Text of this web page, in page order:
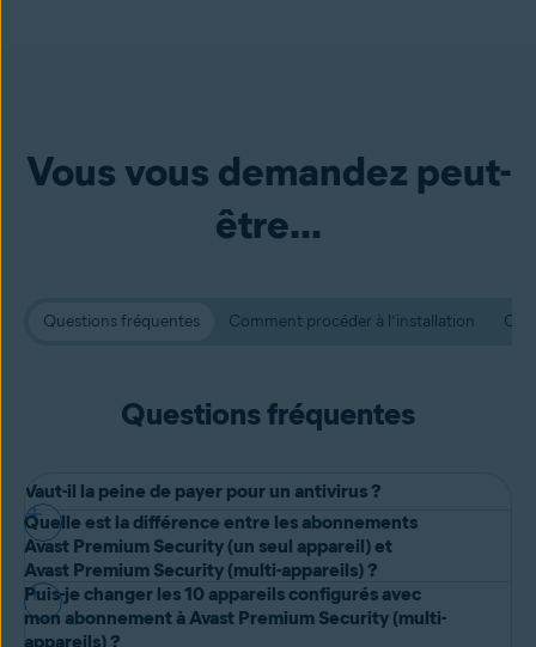
Vous vous demandez peut-
être...
Questions fréquentes Comment procéder à l’installation
Questions fréquentes
Vaut-il la peine de payer pour un antivirus ?
Alors qu’unantivirus gratuit vous offre une protection essentielle,
les options premium proposent davantage d’outils pour gérer les
nouvelles menaces à mesure qu’elles apparaissent.
Avast Premium Security vous aide àéviter les sites web
Quelle est la différence entre les abonnements
Avast Premium Security (un seul appareil) et
Avast Premium Security (multi-appareils) ?
Ces deux abonnements à Avast Premium Security offrent une
sécurité intégrale, mais chacun couvre un nombre spécifique
Puis-je changer les 10 appareils configurés avec
mon abonnement à Avast Premium Security (multi-
appareils) ?